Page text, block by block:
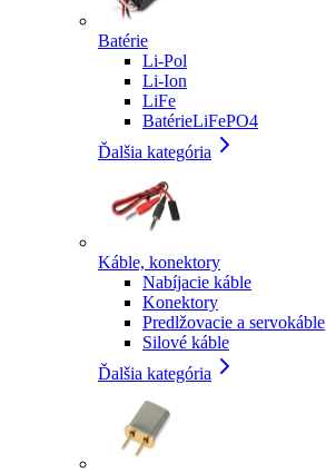
Batérie
Li-Pol
Li-Ion
LiFe
BatérieLiFePO4
Ďalšia kategória
Káble, konektory
Nabíjacie káble
Konektory
Predlžovacie a servokáble
Silové káble
Ďalšia kategória